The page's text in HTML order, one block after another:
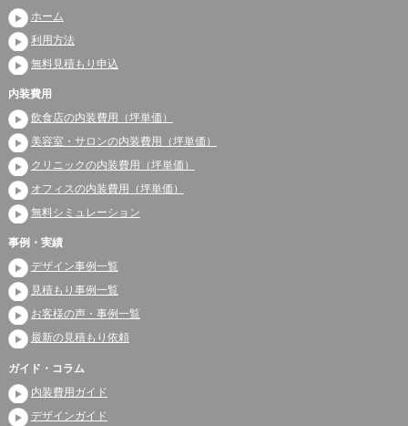
ホーム
利用方法
無料見積もり申込
内装費用
飲食店の内装費用（坪単価）
美容室・サロンの内装費用（坪単価）
クリニックの内装費用（坪単価）
オフィスの内装費用（坪単価）
無料シミュレーション
事例・実績
デザイン事例一覧
見積もり事例一覧
お客様の声・事例一覧
最新の見積もり依頼
ガイド・コラム
内装費用ガイド
デザインガイド